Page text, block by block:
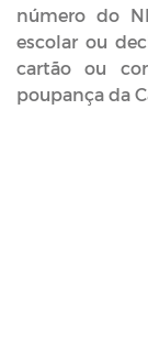
número do
escolar ou
cartão ou
poupança da